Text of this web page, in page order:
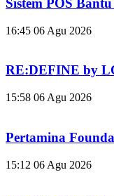
Sistem POS
16:45 06 Agu 2026
RE:DEFINE by
15:58 06 Agu 2026
Pertamina
15:12 06 Agu 2026